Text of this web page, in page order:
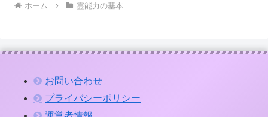
ホーム 霊能力の基本
お問い合わせ
プライバシーポリシー